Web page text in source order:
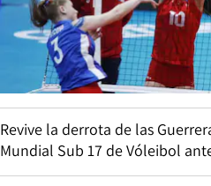
Revive la derrota de las
Mundial Sub 17 de Vóleibol